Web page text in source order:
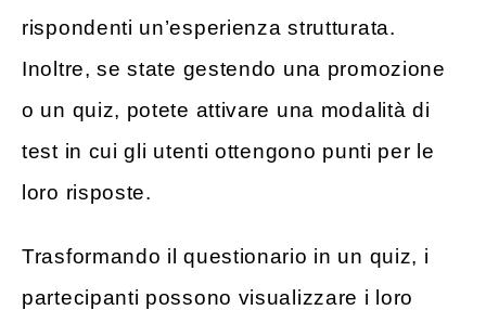
rispondenti un’esperienza strutturata.
Inoltre, se state gestendo una promozione
o un quiz, potete attivare una modalità di
test in cui gli utenti ottengono punti per le
loro risposte.
Trasformando il questionario in un quiz, i
partecipanti possono visualizzare i loro